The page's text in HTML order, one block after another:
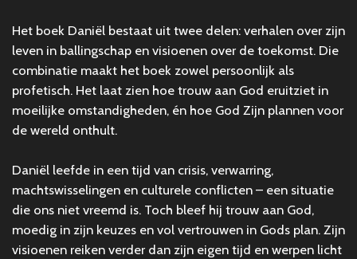
Het boek Daniël bestaat uit twee delen: verhalen over zijn
leven in ballingschap en visioenen over de toekomst. Die
combinatie maakt het boek zowel persoonlijk als
profetisch. Het laat zien hoe trouw aan God eruitziet in
moeilijke omstandigheden, én hoe God Zijn plannen voor
de wereld onthult.
Daniël leefde in een tijd van crisis, verwarring,
machtswisselingen en culturele conflicten – een situatie
die ons niet vreemd is. Toch bleef hij trouw aan God,
moedig in zijn keuzes en vol vertrouwen in Gods plan. Zijn
visioenen reiken verder dan zijn eigen tijd en werpen licht